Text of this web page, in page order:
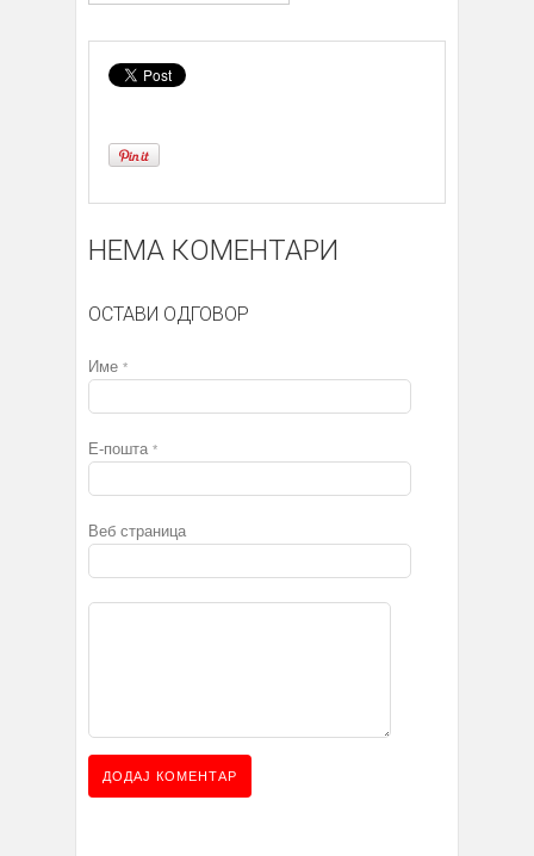
НЕМА КОМЕНТАРИ
ОСТАВИ ОДГОВОР
Име *
Е-пошта *
Веб страница